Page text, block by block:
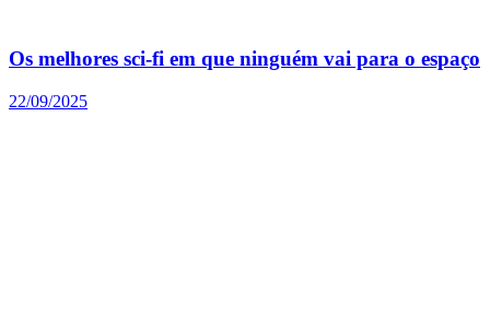
Os melhores sci-fi em que ninguém vai para o espaço
22/09/2025